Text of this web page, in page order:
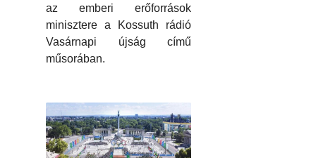
az emberi erőforrások
minisztere a Kossuth rádió
Vasárnapi újság című
műsorában.